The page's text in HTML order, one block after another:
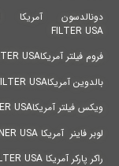
FILTER USA
فروم فیلتر آمریکاFRAM FILTER USA
بالدوین آمریکاBALDWIN FILTER USA
ویکس فیلتر آمریکاWIX FILTER USA
لوبر فاینر آمریکا LUBER FINER USA
راکر پارکر آمریکا PARKER FILTER USA